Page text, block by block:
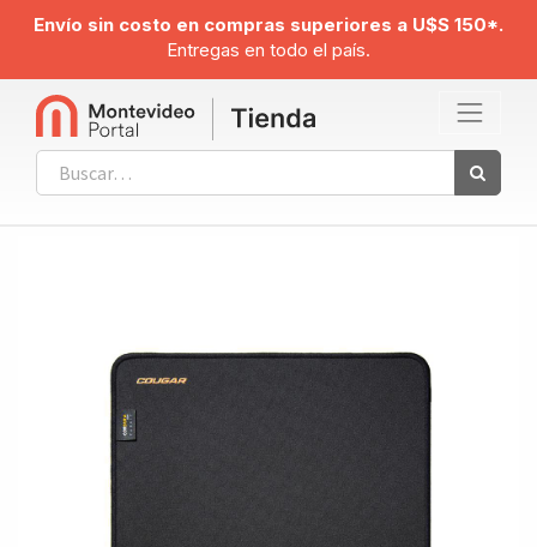
Envío sin costo en compras superiores a U$S 150*.
Entregas en todo el país.